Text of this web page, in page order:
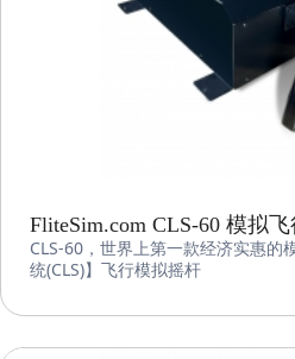
FliteSim.com CLS-60 模拟
CLS-60，世界上第一款经济实惠的
统(CLS)】飞行模拟摇杆